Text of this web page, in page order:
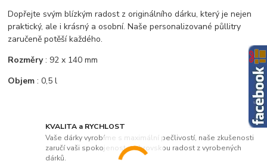
KVALITA a RYCHLOST
Vaše dárky vyrobíme s maximální pečlivostí, naše zkušenosti
zaručí vaši spokojenost a obrovskou radost z vyrobených
dárků.
Dopřejte svým blízkým radost z originálního dárku, který je nejen
praktický, ale i krásný a osobní. Naše personalizované půllitry
zaručeně potěší každého.
Rozměry: 92 x 140 mm
Objem : 0,5 l